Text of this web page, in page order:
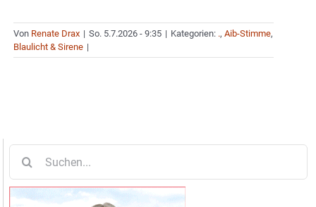
Von Renate Drax | So. 5.7.2026 - 9:35 | Kategorien: ., Aib-Stimme,
Blaulicht & Sirene |
nach: